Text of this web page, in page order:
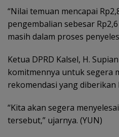
‎“Nilai temuan mencapai
pengembalian sebesar
masih dalam proses
Ketua DPRD Kalsel, H.
komitmennya untuk segera
rekomendasi yang diberikan
“Kita akan segera
tersebut,” ujarnya. (YUN)